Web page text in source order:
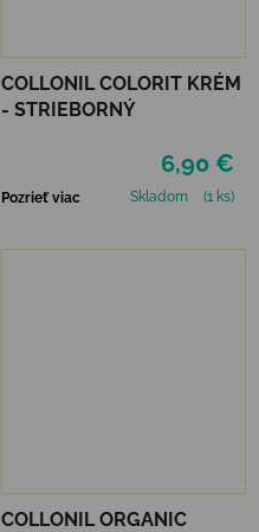
COLLONIL COLORIT KRÉM
- STRIEBORNÝ
6,90 €
Pozrieť viac Skladom (1 ks)
COLLONIL ORGANIC